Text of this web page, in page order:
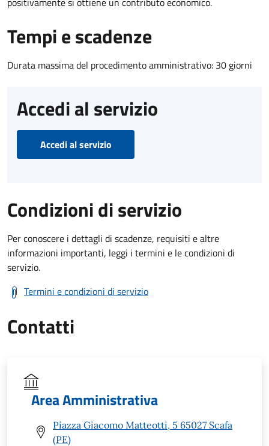
Tempi e scadenze
Durata massima del procedimento amministrativo: 30 giorni
Accedi al servizio
Accedi al servizio
Condizioni di servizio
Per conoscere i dettagli di scadenze, requisiti e altre
informazioni importanti, leggi i termini e le condizioni di
servizio.
Termini e condizioni di servizio
Contatti
Area Amministrativa
Piazza Giacomo Matteotti, 5 65027 Scafa
(PE)